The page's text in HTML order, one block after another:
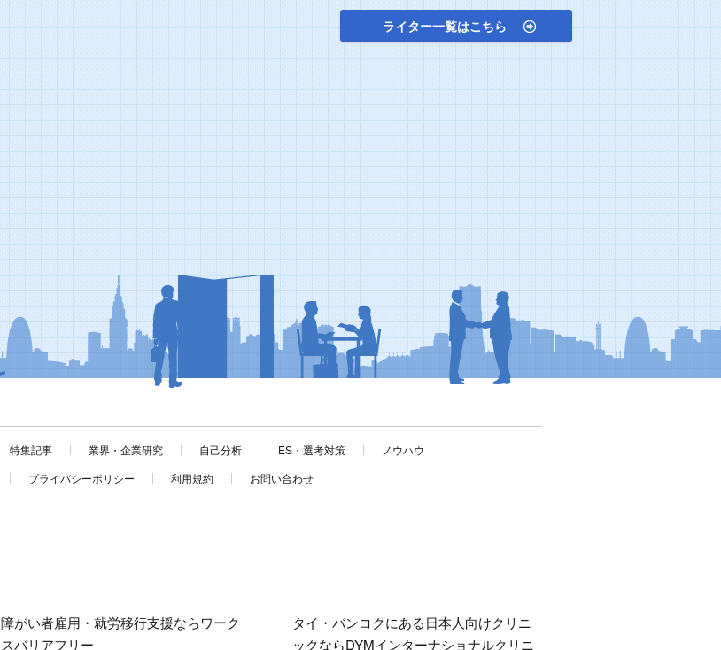
ライター一覧はこちら
特集記事 業界・企業研究 自己分析 ES・選考対策
ノウハウ
プライバシーポリシー 利用規約 お問い合わせ
障がい者雇用・就労移行支援ならワーク
スバリアフリー
タイ・バンコクにある日本人向けクリニ
ックならDYMインターナショナルクリニ